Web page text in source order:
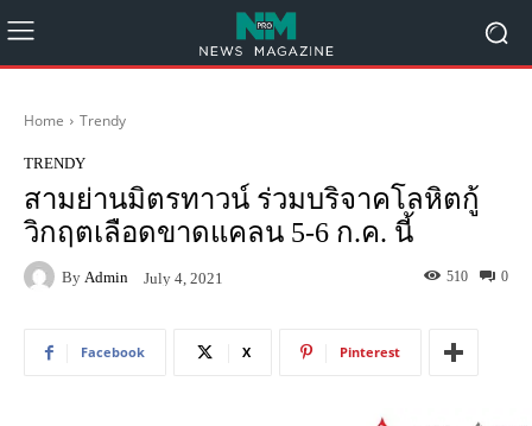
Home Trendy
TRENDY
สามย่านมิตรทาวน์ ร่วมบริจาคโลหิตกู้
วิกฤตเลือดขาดแคลน 5-6 ก.ค. นี้
By Admin July 4, 2021 0
510
Facebook X Pinterest